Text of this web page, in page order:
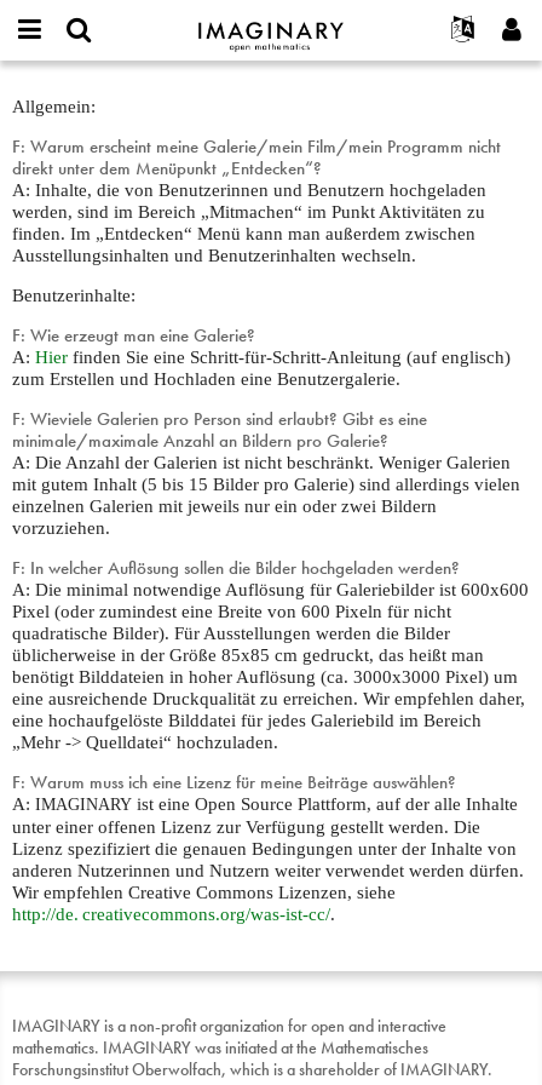
IMAGINARY
open
Deutsch
한국어
Español
Türkçe
Galerien
Hands-on
Filme
Mehr...
Mitmachen
Kontakt
mail
username
*
Passwort
*
Suche
FAQ-
new
Allgemein:
F: Warum erscheint meine Galerie/mein Film/mein Programm nicht
direkt unter dem Menüpunkt „Entdecken“?
A: Inhalte, die von Benutzerinnen und Benutzern hochgeladen
werden, sind im Bereich „Mitmachen“ im Punkt Aktivitäten zu
finden. Im „Entdecken“ Menü kann man außerdem zwischen
Ausstellungsinhalten und Benutzerinhalten wechseln.
Benutzerinhalte:
F: Wie erzeugt man eine Galerie?
A: Hier finden Sie eine Schritt-für-Schritt-Anleitung (auf englisch)
zum Erstellen und Hochladen eine Benutzergalerie.
F: Wieviele Galerien pro Person sind erlaubt? Gibt es eine
minimale/maximale Anzahl an Bildern pro Galerie?
A: Die Anzahl der Galerien ist nicht beschränkt. Weniger Galerien
mit gutem Inhalt (5 bis 15 Bilder pro Galerie) sind allerdings vielen
einzelnen Galerien mit jeweils nur ein oder zwei Bildern
vorzuziehen.
F: In welcher Auflösung sollen die Bilder hochgeladen werden?
A: Die minimal notwendige Auflösung für Galeriebilder ist 600x600
Pixel (oder zumindest eine Breite von 600 Pixeln für nicht
quadratische Bilder). Für Ausstellungen werden die Bilder
üblicherweise in der Größe 85x85 cm gedruckt, das heißt man
benötigt Bilddateien in hoher Auflösung (ca. 3000x3000 Pixel) um
eine ausreichende Druckqualität zu erreichen. Wir empfehlen daher,
eine hochaufgelöste Bilddatei für jedes Galeriebild im Bereich
„Mehr -> Quelldatei“ hochzuladen.
F: Warum muss ich eine Lizenz für meine Beiträge auswählen?
A: IMAGINARY ist eine Open Source Plattform, auf der alle Inhalte
unter einer offenen Lizenz zur Verfügung gestellt werden. Die
Lizenz spezifiziert die genauen Bedingungen unter der Inhalte von
anderen Nutzerinnen und Nutzern weiter verwendet werden dürfen.
Wir empfehlen Creative Commons Lizenzen, siehe
http://de. creativecommons.org/was-ist-cc/.
IMAGINARY is a non-profit organization for open and interactive
mathematics. IMAGINARY was initiated at the Mathematisches
Forschungsinstitut Oberwolfach, which is a shareholder of IMAGINARY.